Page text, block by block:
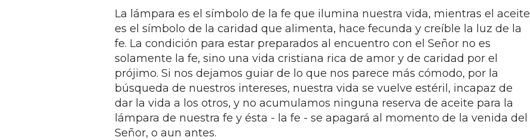
La lámpara es el símbolo de la fe que ilumina nuestra vida, mientras el aceite
es el símbolo de la caridad que alimenta, hace fecunda y creíble la luz de la
fe. La condición para estar preparados al encuentro con el Señor no es
solamente la fe, sino una vida cristiana rica de amor y de caridad por el
prójimo. Si nos dejamos guiar de lo que nos parece más cómodo, por la
búsqueda de nuestros intereses, nuestra vida se vuelve estéril, incapaz de
dar la vida a los otros, y no acumulamos ninguna reserva de aceite para la
lámpara de nuestra fe y ésta - la fe - se apagará al momento de la venida del
Señor, o aun antes.